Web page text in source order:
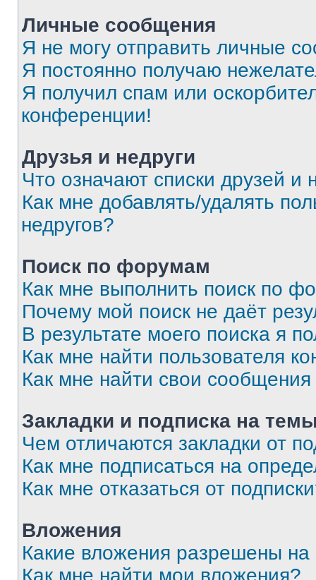
Личные сообщения
Я не могу отправить личные
Я постоянно получаю
Я получил спам или
конференции!
Друзья и недруги
Что означают списки друзей и
Как мне добавлять/удалять
недругов?
Поиск по форумам
Как мне выполнить поиск по
Почему мой поиск не даёт
В результате моего поиска я
Как мне найти пользователя
Как мне найти свои
Закладки и подписка на
Чем отличаются закладки от
Как мне подписаться на
Как мне отказаться от
Вложения
Какие вложения разрешены
Как мне найти мои вложения?